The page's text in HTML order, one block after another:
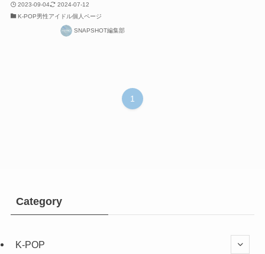
2023-09-04
2024-07-12
K-POP男性アイドル個人ページ
SNAPSHOT編集部
1
Category
K-POP